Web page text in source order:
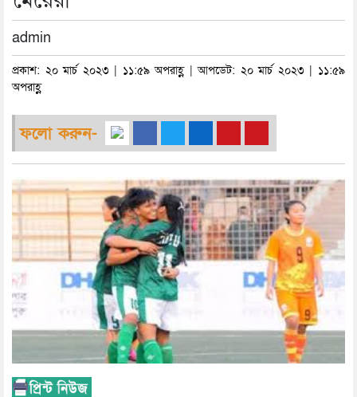
admin
প্রকাশ: ২০ মার্চ ২০২৩ | ১১:৫৯ অপরাহ্ণ | আপডেট: ২০ মার্চ ২০২৩ | ১১:৫৯
অপরাহ্ণ
ফলো করুন-